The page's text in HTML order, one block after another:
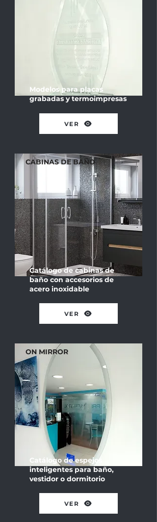
Modelos para placas
grabadas y termoimpresas
VER
Catálogo de cabinas de
baño con accesorios de
acero inoxidable
VER
CABINAS DE BAÑO
Catálogo de espejos
inteligentes para baño,
vestidor o dormitorio
VER
ON MIRROR